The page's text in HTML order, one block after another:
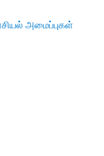
அமைப்புகள்